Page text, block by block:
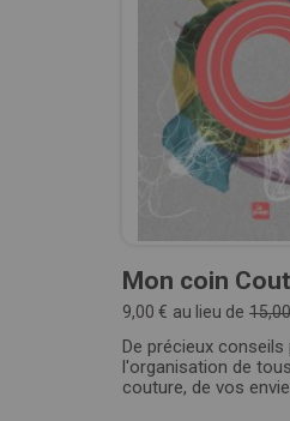
Mon coin
9,00 € au lieu de
De précieux conseils
l'organisation de
couture, de vos